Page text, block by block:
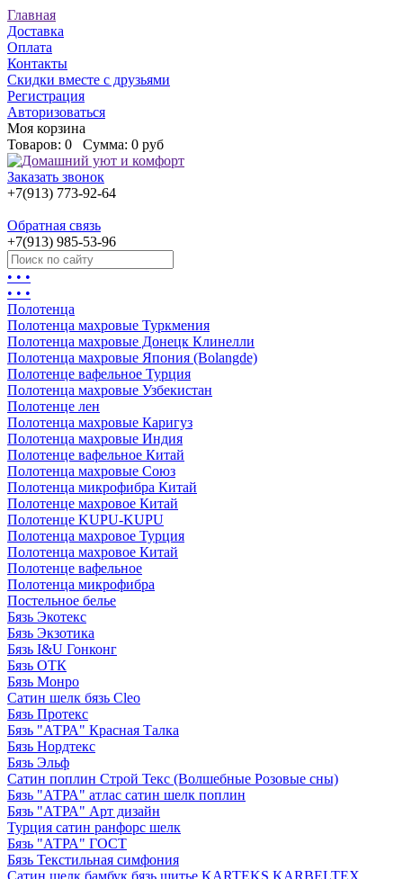
Главная
Доставка
Оплата
Контакты
Скидки вместе с друзьями
Регистрация
Авторизоваться
Моя корзина
Товаров: 0 Сумма: 0 руб
Заказать звонок
+7(913) 773-92-64
Обратная связь
+7(913) 985-53-96
• • •
• • •
Полотенца
Полотенца махровые Туркмения
Полотенца махровые Донецк Клинелли
Полотенца махровые Япония (Bolangde)
Полотенце вафельное Турция
Полотенца махровые Узбекистан
Полотенце лен
Полотенца махровые Каригуз
Полотенца махровые Индия
Полотенце вафельное Китай
Полотенца махровые Союз
Полотенца микрофибра Китай
Полотенце махровое Китай
Полотенце KUPU-KUPU
Полотенца махровое Турция
Полотенца махровое Китай
Полотенце вафельное
Полотенца микрофибра
Постельное белье
Бязь Экотекс
Бязь Экзотика
Бязь I&U Гонконг
Бязь ОТК
Бязь Монро
Сатин шелк бязь Cleo
Бязь Протекс
Бязь "АТРА" Красная Талка
Бязь Нордтекс
Бязь Эльф
Сатин поплин Строй Текс (Волшебные Розовые сны)
Бязь "АТРА" атлас сатин шелк поплин
Бязь "АТРА" Арт дизайн
Турция сатин ранфорс шелк
Бязь "АТРА" ГОСТ
Бязь Текстильная симфония
Сатин шелк бамбук бязь шитье KARTEKS KARBELTEX